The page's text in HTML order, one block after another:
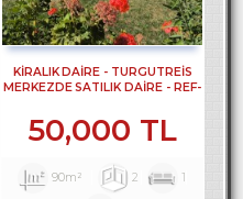
KİRALIK DAİRE - TURGUTREİS
MERKEZDE SATILIK DAİRE - REF-
50,000 TL
90m² 2 1